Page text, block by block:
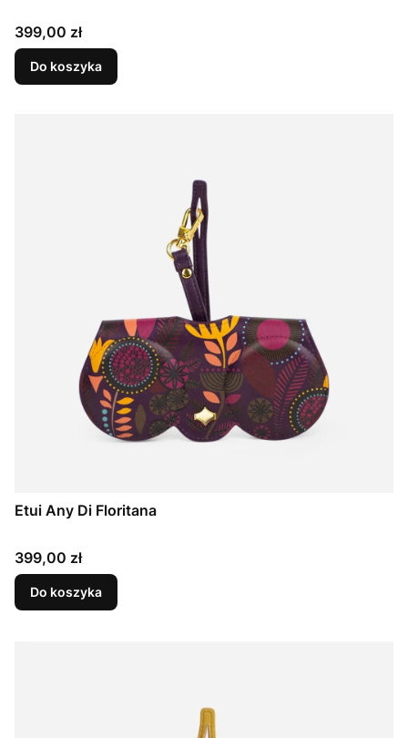
Cena
399,00 zł
Do koszyka
Etui Any Di Floritana
Cena
399,00 zł
Do koszyka